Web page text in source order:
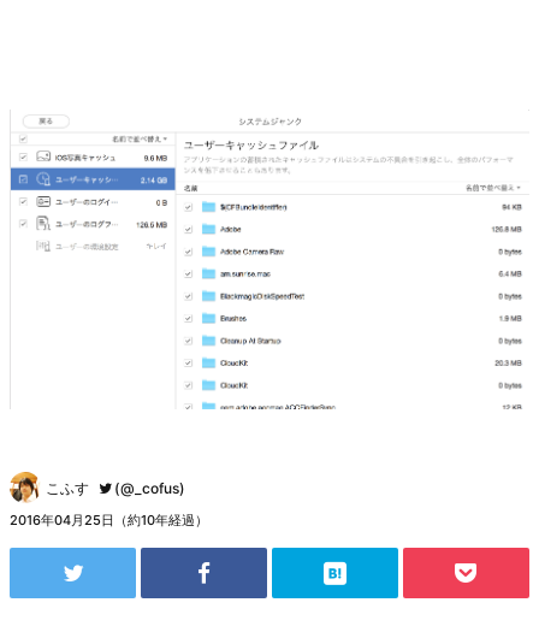
こふす (@_cofus)
2016年04月25日（約10年経過）